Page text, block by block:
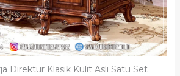
Direktur Klasik Kulit Asli Satu Set